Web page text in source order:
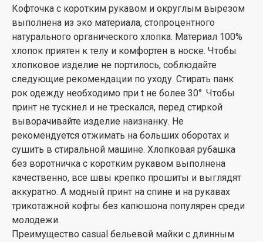
Кофточка с коротким рукавом и округлым вырезом
выполнена из эко материала, стопроцентного
натурального органического хлопка. Материал 100%
хлопок приятен к телу и комфортен в носке. Чтобы
хлопковое изделие не портилось, соблюдайте
следующие рекомендации по уходу. Стирать панк
рок одежду необходимо при t не более 30°. Чтобы
принт не тускнел и не трескался, перед стиркой
выворачивайте изделие наизнанку. Не
рекомендуется отжимать на больших оборотах и
сушить в стиральной машине. Хлопковая рубашка
без воротничка с коротким рукавом выполнена
качественно, все швы крепко прошиты и выглядят
аккуратно. А модный принт на спине и на рукавах
трикотажной кофты без капюшона популярен среди
молодежи.
Преимущество casual бельевой майки с длинным